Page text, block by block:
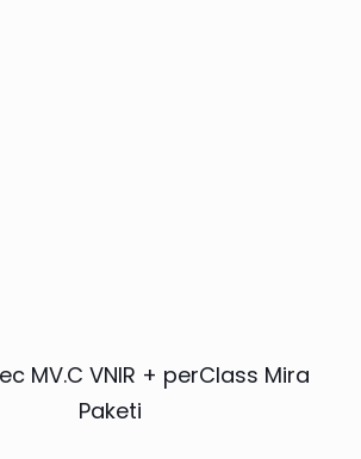
MV.C VNIR + perClass Mira
Paketi